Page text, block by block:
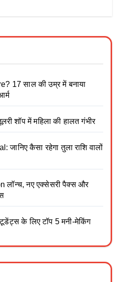
17 साल की उम्र में बनाया
शॉप में महिला की हालत गंभीर
कैसा रहेगा तुला राशि वालों
लॉन्च, नए एक्सेसरी पैक्स और
के लिए टॉप 5 मनी-मेकिंग